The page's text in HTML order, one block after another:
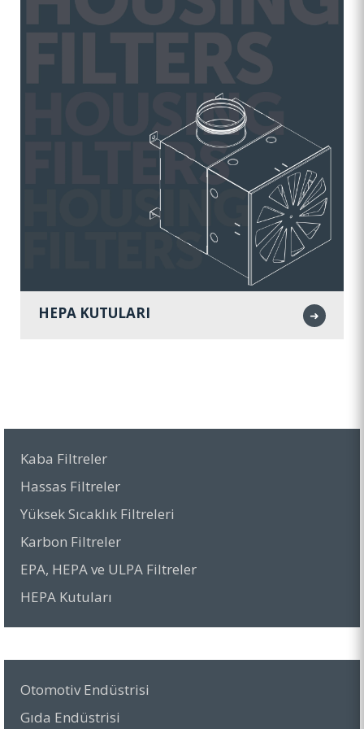
HEPA KUTULARI ➜
Kaba Filtreler
Hassas Filtreler
Yüksek Sıcaklık Filtreleri
Karbon Filtreler
EPA, HEPA ve ULPA Filtreler
HEPA Kutuları
Otomotiv Endüstrisi
Gıda Endüstrisi